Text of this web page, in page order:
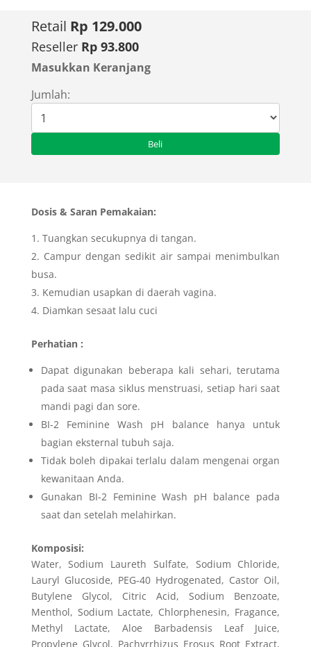
Retail Rp 129.000
Reseller Rp 93.800
Masukkan Keranjang
Jumlah:
Dosis & Saran Pemakaian:
Tuangkan secukupnya di tangan.
Campur dengan sedikit air sampai menimbulkan
busa.
Kemudian usapkan di daerah vagina.
Diamkan sesaat lalu cuci
Perhatian :
Dapat digunakan beberapa kali sehari, terutama
pada saat masa siklus menstruasi, setiap hari saat
mandi pagi dan sore.
BI-2 Feminine Wash pH balance hanya untuk
bagian eksternal tubuh saja.
Tidak boleh dipakai terlalu dalam mengenai organ
kewanitaan Anda.
Gunakan BI-2 Feminine Wash pH balance pada
saat dan setelah melahirkan.
Komposisi:
Water, Sodium Laureth Sulfate, Sodium Chloride,
Lauryl Glucoside, PEG-40 Hydrogenated, Castor Oil,
Butylene Glycol, Citric Acid, Sodium Benzoate,
Menthol, Sodium Lactate, Chlorphenesin, Fragance,
Methyl Lactate, Aloe Barbadensis Leaf Juice,
Propylene Glycol, Pachyrrhizus Erosus Root Extract,